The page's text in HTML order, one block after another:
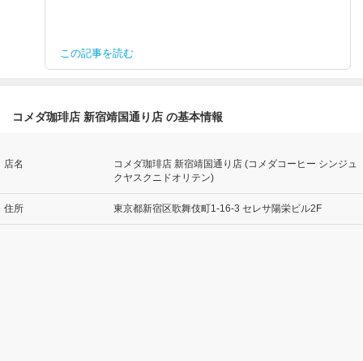
この記事を読む
コメダ珈琲店 新宿靖国通り店 の基本情報
店名
コメダ珈琲店 新宿靖国通り店 (コメダコーヒー シンジュ
クヤスクニドオリテン)
住所 東京都新宿区歌舞伎町1-16-3 セレサ陽栄ビル2F